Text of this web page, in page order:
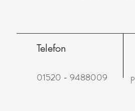
Telefon
01520 - 9488009